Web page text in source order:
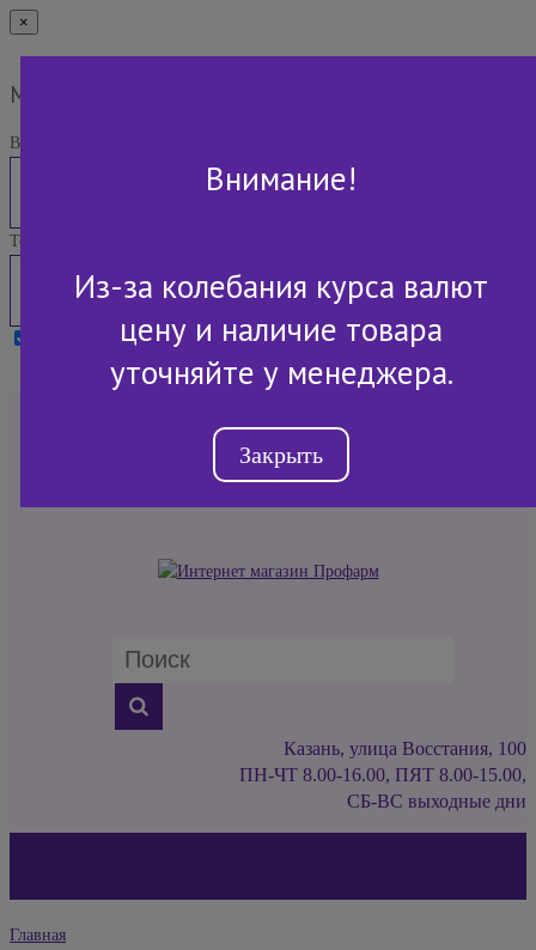
×
Мы Вам перезвоним
Ваше имя:
Телефон:
Я принимаю условия Политики конфиденциальности
+7 (843) 2-507-607
Казань, улица Восстания, 100
ПН-ЧТ 8.00-16.00, ПЯТ 8.00-15.00,
СБ-ВС выходные дни
Главная
Внимание!
Из-за колебания курса валют
цену и наличие товара
уточняйте у менеджера.
Закрыть